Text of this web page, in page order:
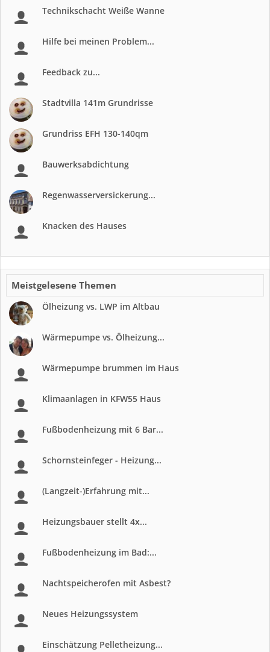
Technikschacht Weiße Wanne
Hilfe bei meinen Problem...
Feedback zu...
Stadtvilla 141m Grundrisse
Grundriss EFH 130-140qm
Bauwerksabdichtung
Regenwasserversickerung...
Knacken des Hauses
Meistgelesene Themen
Ölheizung vs. LWP im Altbau
Wärmepumpe vs. Ölheizung...
Wärmepumpe brummen im Haus
Klimaanlagen in KFW55 Haus
Fußbodenheizung mit 6 Bar...
Schornsteinfeger - Heizung...
(Langzeit-)Erfahrung mit...
Heizungsbauer stellt 4x...
Fußbodenheizung im Bad:...
Nachtspeicherofen mit Asbest?
Neues Heizungssystem
Einschätzung Pelletheizung...